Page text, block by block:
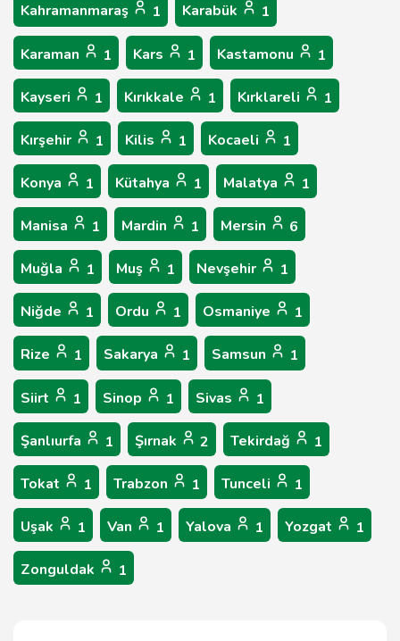
Kahramanmaraş 1 Karabük 1
Karaman 1 Kars 1 Kastamonu 1
Kayseri 1 Kırıkkale 1 Kırklareli 1
Kırşehir 1 Kilis 1 Kocaeli 1
Konya 1 Kütahya 1 Malatya 1
Manisa 1 Mardin 1 Mersin 6
Muğla 1 Muş 1 Nevşehir 1
Niğde 1 Ordu 1 Osmaniye 1
Rize 1 Sakarya 1 Samsun 1
Siirt 1 Sinop 1 Sivas 1
Şanlıurfa 1 Şırnak 2 Tekirdağ 1
Tokat 1 Trabzon 1 Tunceli 1
Uşak 1 Van 1 Yalova 1 Yozgat 1
Zonguldak 1